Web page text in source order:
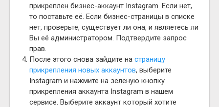
прикреплен бизнес-аккаунт Instagram. Если нет,
то поставьте её. Если бизнес-страницы в списке
нет, проверьте, существует ли она, и являетесь ли
Вы её администратором. Подтвердите запрос
прав.
После этого снова зайдите на страницу
прикрепления новых аккаунтов, выберите
Instagram и нажмите на зеленую кнопку
прикрепления аккаунта Instagram в нашем
сервисе. Выберите аккаунт который хотите